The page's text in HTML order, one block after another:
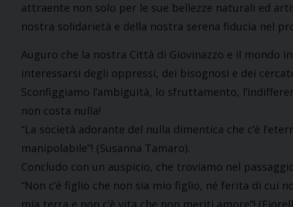
attraente non solo per le sue bellezze naturali ed
nostra solidarietà e della nostra serena fiducia nel
Auguro che la nostra Città di Giovinazzo e il mondo
interessarsi degli oppressi, dei bisognosi e dei
Sconfiggiamo l’ambiguità, lo sfruttamento,
non costa nulla!
“La società adorante del nulla dimentica che c’è
manipolabile”! (Susanna Tamaro).
Concludo con un auspicio, che troviamo nel
“Non c’è figlio che non sia mio figlio, né ferita di cui